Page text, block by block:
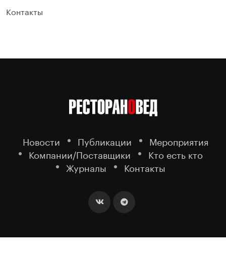
Контакты
Новости Публикации
Мероприятия
Компании/Поставщики
Кто есть кто
Журналы
Контакты